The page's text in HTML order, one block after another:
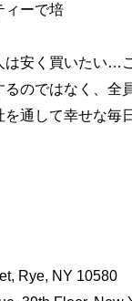
ィーで培
安く買いたい…
のではなく、全
通して幸せな毎
Rye, NY 10580